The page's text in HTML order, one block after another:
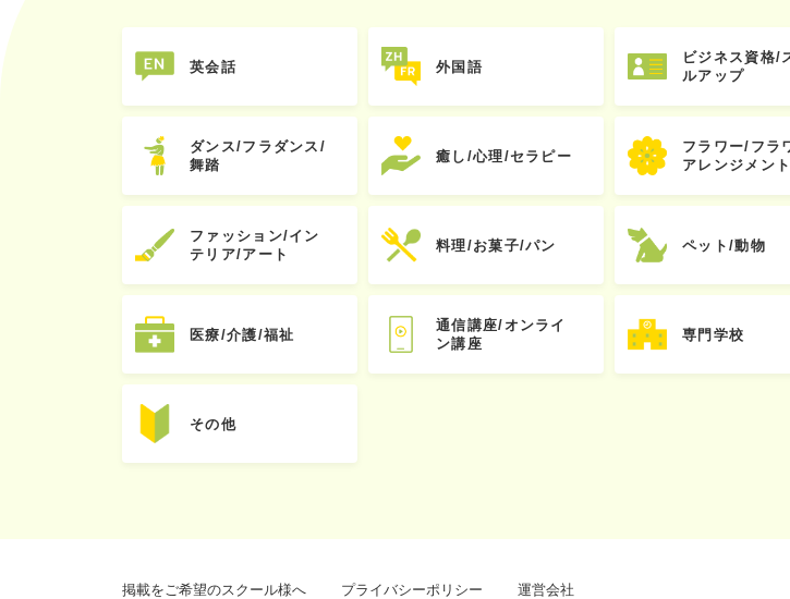
英会話 外国語
ビジネス資格/
ルアップ
ダンス/フラダンス/
舞踏
癒し/心理/セラピー
フラワー/フラ
アレンジメント
ファッション/イン
テリア/アート
料理/お菓子/パン ペット/動物
医療/介護/福祉
通信講座/オンライ
ン講座
専門学校
その他
掲載をご希望のスクール様へ プライバシーポリシー 運営会社